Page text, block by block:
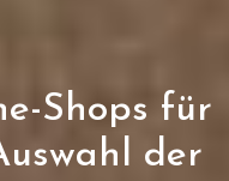
Shops für
der